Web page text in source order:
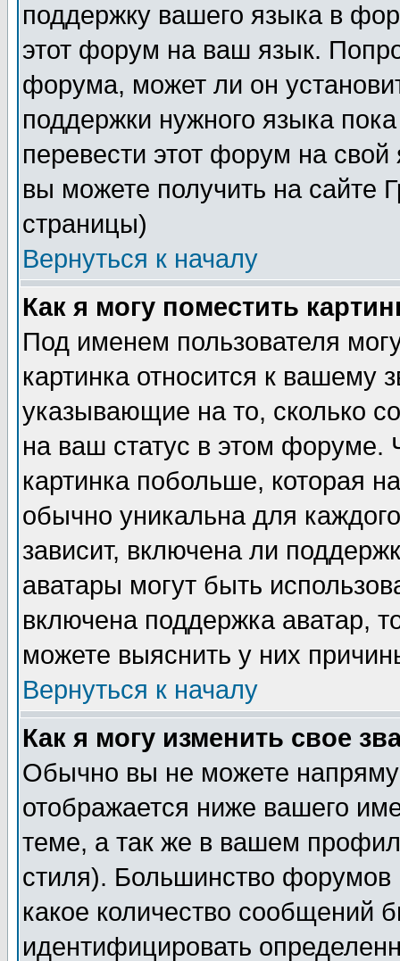
поддержку вашего языка в
этот форум на ваш язык.
форума, может ли он
поддержки нужного языка
перевести этот форум на
вы можете получить на сайте
страницы)
Вернуться к началу
Как я могу поместить
Под именем пользователя
картинка относится к вашему
указывающие на то, сколько
на ваш статус в этом форуме.
картинка побольше, которая
обычно уникальна для
зависит, включена ли
аватары могут быть
включена поддержка аватар,
можете выяснить у них
Вернуться к началу
Как я могу изменить свое
Обычно вы не можете
отображается ниже вашего
теме, а так же в вашем
стиля). Большинство форумов
какое количество сообщений
идентифицировать